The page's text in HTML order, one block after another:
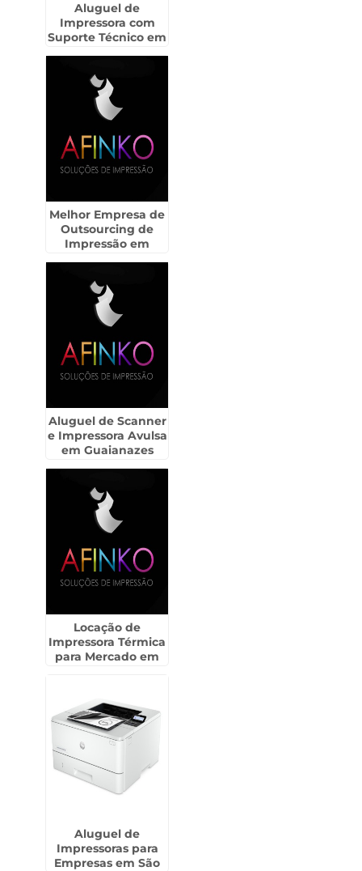
Aluguel de
Impressora com
Suporte Técnico em
Melhor Empresa de
Outsourcing de
Impressão em
Aluguel de Scanner
e Impressora Avulsa
em Guaianazes
Locação de
Impressora Térmica
para Mercado em
Aluguel de
Impressoras para
Empresas em São